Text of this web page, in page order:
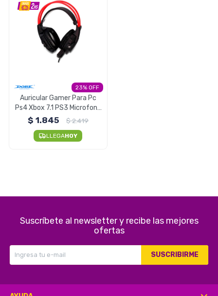
23
Auricular Gamer Para Pc
Ps4 Xbox 7.1 PS3 Microfono
Dobe Premium
$ 1.845 $2.419
LLEGAHOY
Suscríbete al newsletter y recibe las mejores
ofertas
SUSCRIBIRME
Gaming
Electrodomésticos
Pequeños electrodomésticos
Deportes y Tiempo Libre